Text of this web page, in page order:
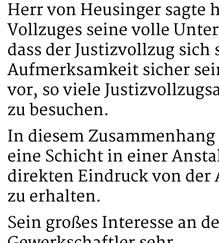
Herr von Heusinger sagte
Vollzuges seine volle
dass der Justizvollzug sich
Aufmerksamkeit sicher
vor, so viele
zu besuchen.
In diesem
eine Schicht in einer
direkten Eindruck von der
zu erhalten.
Sein großes Interesse an